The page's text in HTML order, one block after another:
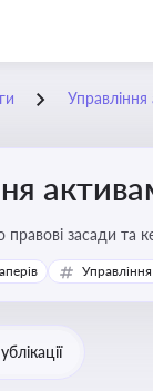
правові засади та
та